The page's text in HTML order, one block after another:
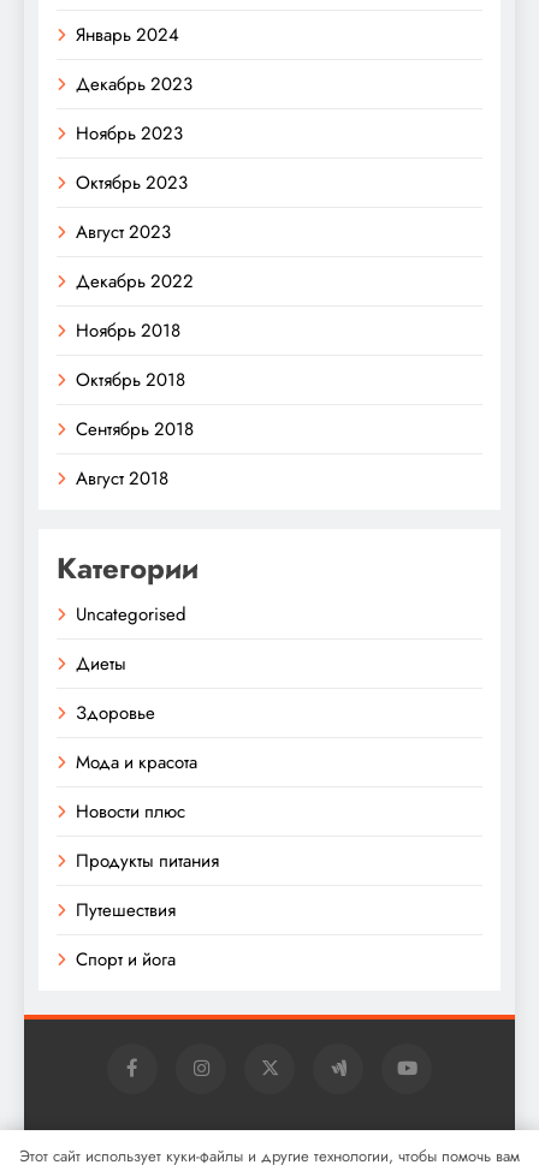
Январь 2024
Декабрь 2023
Ноябрь 2023
Октябрь 2023
Август 2023
Декабрь 2022
Ноябрь 2018
Октябрь 2018
Сентябрь 2018
Август 2018
Категории
Uncategorised
Диеты
Здоровье
Мода и красота
Новости плюс
Продукты питания
Путешествия
Спорт и йога
Digital Newspaper - многофункциональная тема
Этот сайт использует куки-файлы и другие технологии, чтобы помочь вам